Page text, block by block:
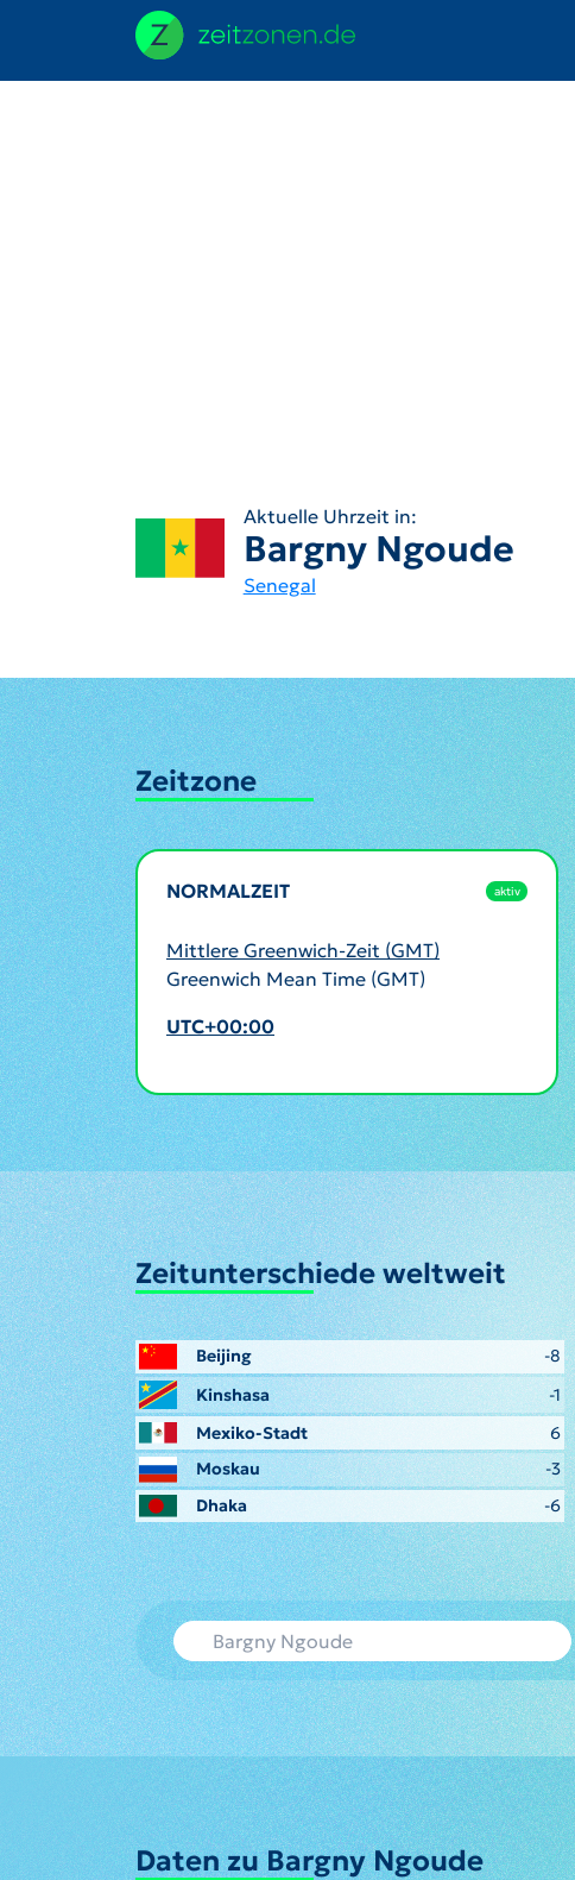
Aktuelle Uhrzeit in:
Bargny Ngoude
Senegal
Zeitzone
NORMALZEIT aktiv
Mittlere Greenwich-Zeit (GMT)
Greenwich Mean Time (GMT)
UTC+00:00
Zeitunterschiede weltweit
Beijing
-8
Kinshasa
-1
Mexiko-Stadt
6
Moskau
-3
Dhaka
-6
Daten zu Bargny Ngoude